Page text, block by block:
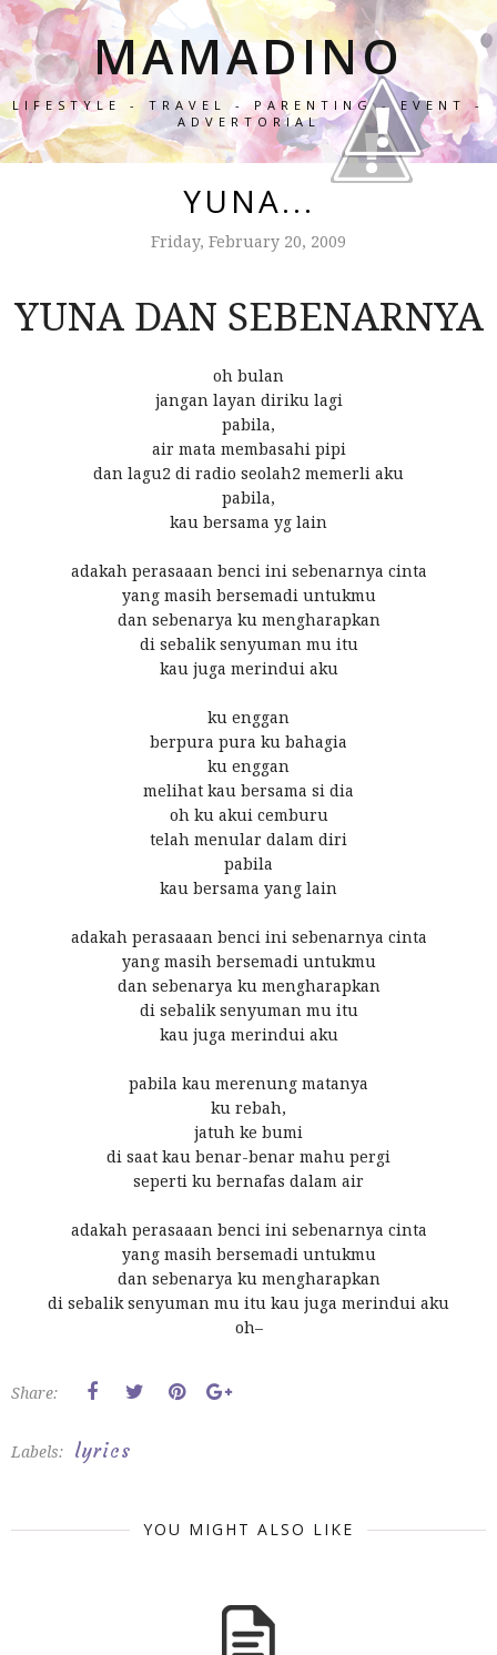
MAMADINO
LIFESTYLE - TRAVEL - PARENTING - EVENT -
ADVERTORIAL
YUNA...
Friday, February 20, 2009
YUNA DAN SEBENARNYA
oh bulan
jangan layan diriku lagi
pabila,
air mata membasahi pipi
dan lagu2 di radio seolah2 memerli aku
pabila,
kau bersama yg lain
adakah perasaaan benci ini sebenarnya cinta
yang masih bersemadi untukmu
dan sebenarya ku mengharapkan
di sebalik senyuman mu itu
kau juga merindui aku
ku enggan
berpura pura ku bahagia
ku enggan
melihat kau bersama si dia
oh ku akui cemburu
telah menular dalam diri
pabila
kau bersama yang lain
adakah perasaaan benci ini sebenarnya cinta
yang masih bersemadi untukmu
dan sebenarya ku mengharapkan
di sebalik senyuman mu itu
kau juga merindui aku
pabila kau merenung matanya
ku rebah,
jatuh ke bumi
di saat kau benar-benar mahu pergi
seperti ku bernafas dalam air
adakah perasaaan benci ini sebenarnya cinta
yang masih bersemadi untukmu
dan sebenarya ku mengharapkan
di sebalik senyuman mu itu kau juga merindui aku
oh–
Share:
Labels: lyrics
YOU MIGHT ALSO LIKE